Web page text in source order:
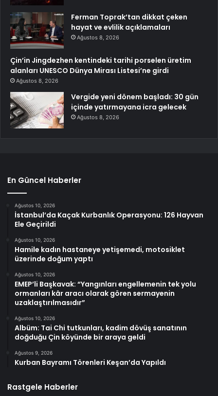
Ferman Toprak’tan dikkat çeken
hayat ve evlilik açıklamaları
Ağustos 8, 2026
Çin’in Jingdezhen kentindeki tarihi porselen üretim
alanları UNESCO Dünya Mirası Listesi’ne girdi
Ağustos 8, 2026
Vergide yeni dönem başladı: 30 gün
içinde yatırmayana icra gelecek
Ağustos 8, 2026
En Güncel Haberler
Ağustos 10, 2026
İstanbul’da Kaçak Kurbanlık Operasyonu: 126 Hayvan
Ele Geçirildi
Ağustos 10, 2026
Hamile kadın hastaneye yetişemedi, motosiklet
üzerinde doğum yaptı
Ağustos 10, 2026
EMEP’li Başkavak: “Yangınları engellemenin tek yolu
ormanları kâr aracı olarak gören sermayenin
uzaklaştırılmasıdır”
Ağustos 10, 2026
Albüm: Tai Chi tutkunları, kadim dövüş sanatının
doğduğu Çin köyünde bir araya geldi
Ağustos 9, 2026
Kurban Bayramı Törenleri Keşan’da Yapıldı
Rastgele Haberler